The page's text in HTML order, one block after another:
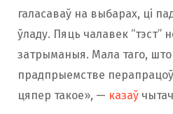
галасаваў на выбарах, ці
ўладу. Пяць чалавек “тэст”
затрыманыя. Мала таго, што
прадпрыемстве
цяпер такое», — казаў